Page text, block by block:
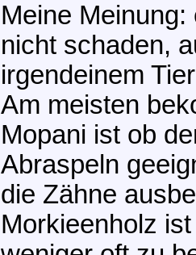
Meine
nicht schaden,
irgendeinem
Am meisten
Mopani ist ob
Abraspeln
die Zähne
Morkieenholz